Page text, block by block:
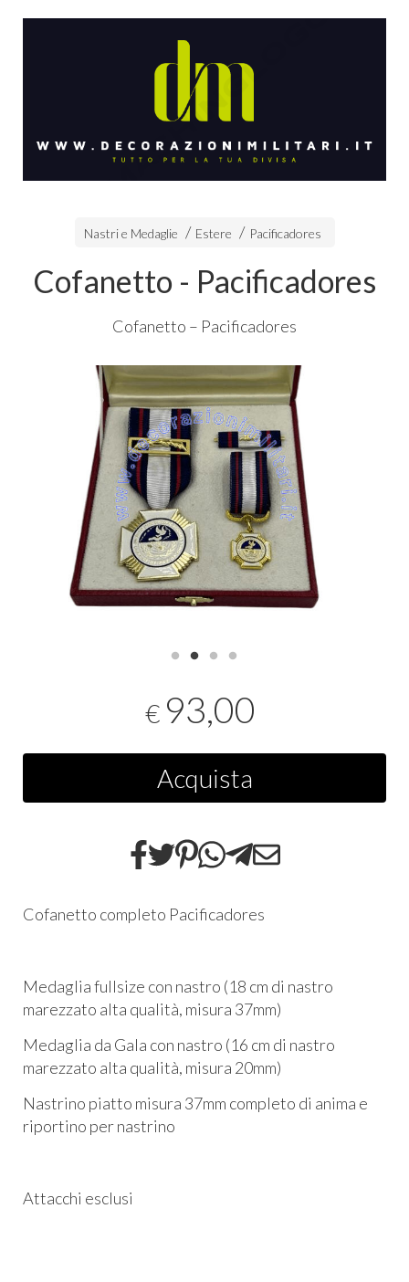
Nastri e Medaglie Estere Pacificadores
Cofanetto - Pacificadores
Cofanetto – Pacificadores
€ 93,00
Acquista
Cofanetto completo Pacificadores
Medaglia fullsize con nastro (18 cm di nastro
marezzato alta qualità, misura 37mm)
Medaglia da Gala con nastro (16 cm di nastro
marezzato alta qualità, misura 20mm)
Nastrino piatto misura 37mm completo di anima e
riportino per nastrino
Attacchi esclusi